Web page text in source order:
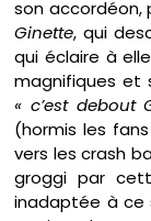
son accordéon,
Ginette, qui
qui éclaire à
magnifiques et
« c’est debout
(hormis les
vers les crash
groggi par
inadaptée à ce